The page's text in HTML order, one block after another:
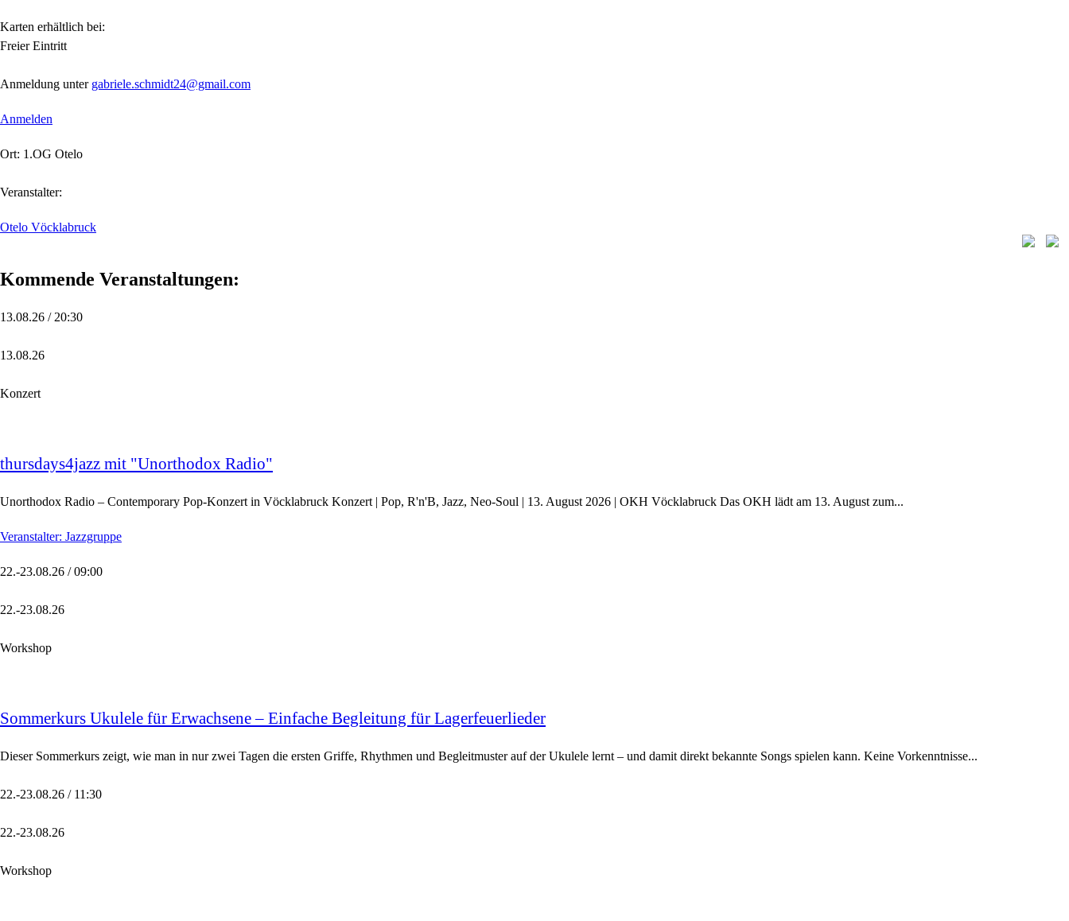
Karten erhältlich bei:
Freier Eintritt
Anmeldung unter gabriele.schmidt24@gmail.com
Anmelden
Ort: 1.OG Otelo
Veranstalter:
Otelo Vöcklabruck
Kommende Veranstaltungen:
13.08.26 / 20:30
13.08.26
Konzert
thursdays4jazz mit "Unorthodox Radio"
Unorthodox Radio – Contemporary Pop-Konzert in Vöcklabruck Konzert | Pop, R'n'B, Jazz, Neo-Soul | 13. August 2026 | OKH Vöcklabruck Das OKH lädt am 13. August zum...
Veranstalter: Jazzgruppe
22.-23.08.26 / 09:00
22.-23.08.26
Workshop
Sommerkurs Ukulele für Erwachsene – Einfache Begleitung für Lagerfeuerlieder
Dieser Sommerkurs zeigt, wie man in nur zwei Tagen die ersten Griffe, Rhythmen und Begleitmuster auf der Ukulele lernt – und damit direkt bekannte Songs spielen kann. Keine Vorkenntnisse...
22.-23.08.26 / 11:30
22.-23.08.26
Workshop